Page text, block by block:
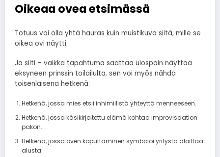
Oikeaa ovea etsimässä
Totuus voi olla yhtä hauras kuin muistikuva siitä, mille se
oikea ovi näytti.
Ja silti – vaikka tapahtuma saattaa ulospäin näyttää
eksyneen prinssin toilailulta, sen voi myös nähdä
toisenlaisena hetkenä:
Hetkenä, jossa mies etsii inhimillistä yhteyttä menneeseen.
Hetkenä, jossa käsikirjoitettu elämä kohtaa improvisaation
pakon.
Hetkenä, jossa oven koputtaminen symboloi yritystä aloittaa
alusta.